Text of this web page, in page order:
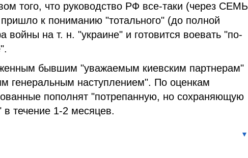
того, что руководство РФ все-таки (через СЕМЬ
к пониманию "тотального" (до полной
на т. н. "украине" и готовится воевать "по-
бывшим "уважаемым киевским партнерам"
генеральным наступлением". По оценкам
пополнят "потрепанную, но сохраняющую
в течение 1-2 месяцев.